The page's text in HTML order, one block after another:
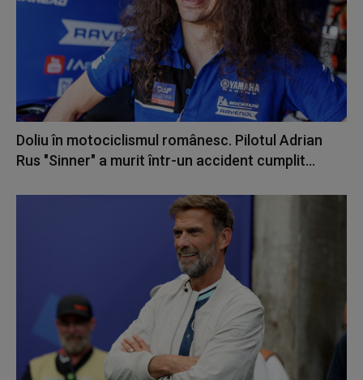
Doliu în motociclismul românesc. Pilotul Adrian
Rus "Sinner" a murit într-un accident cumplit...